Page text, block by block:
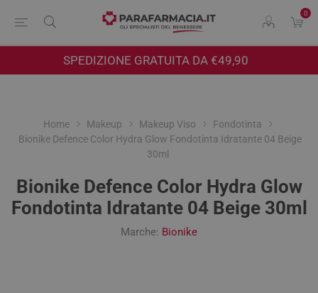
0
SPEDIZIONE GRATUITA DA €49,90
Home Makeup Makeup Viso
Fondotinta
Bionike Defence Color Hydra Glow Fondotinta Idratante 04 Beige
30ml
Bionike Defence Color Hydra Glow
Fondotinta Idratante 04 Beige 30ml
Marche: Bionike